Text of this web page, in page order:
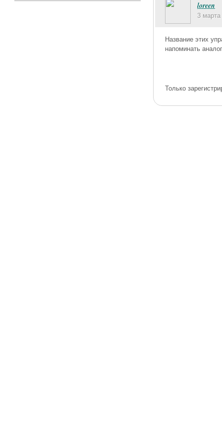
loreen
3
Название этих
напоминать
Только